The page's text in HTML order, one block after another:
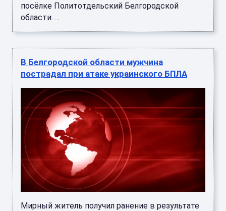
посёлке Политотдельский Белгородской
области. ...
В Белгородской области мужчина
пострадал при атаке украинского БПЛА
Мирный житель получил ранение в результате